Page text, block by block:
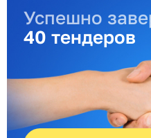
Успешно
40 тендеров